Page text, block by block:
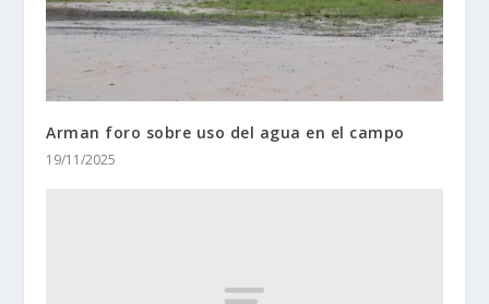
Arman foro sobre uso del agua en el campo
19/11/2025